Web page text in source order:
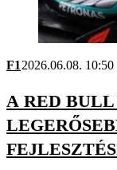
F1 2026.06.08. 10:50
A RED